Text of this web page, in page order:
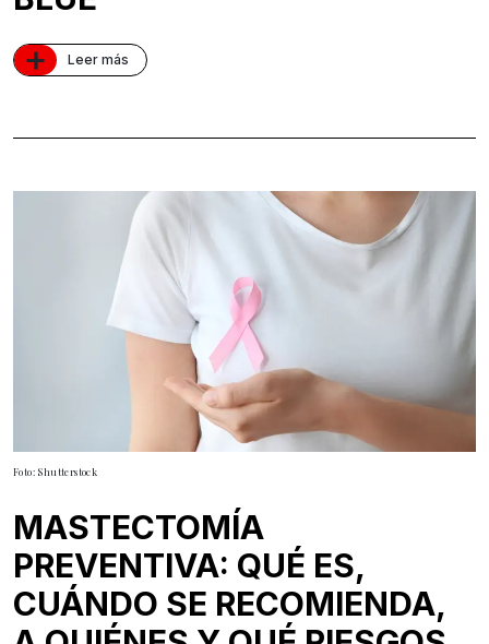
+ Leer más
Foto: Shutterstock
MASTECTOMÍA
PREVENTIVA: QUÉ ES,
CUÁNDO SE RECOMIENDA,